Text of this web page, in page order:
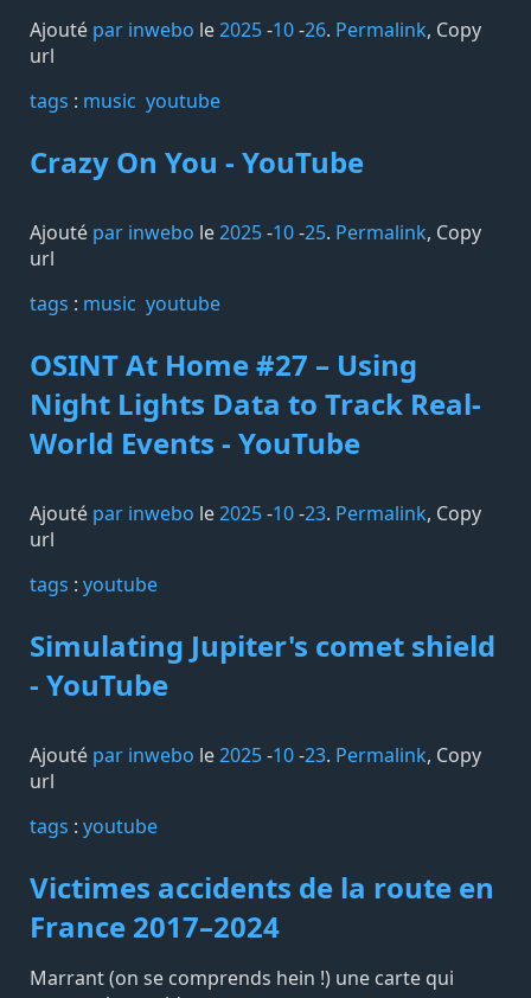
Ajouté par inwebo le2025-10-26. Permalink, Copy
url
tags️ : music youtube
Crazy On You - YouTube
Ajouté par inwebo le2025-10-25. Permalink, Copy
url
tags️ : music youtube
OSINT At Home #27 – Using
Night Lights Data to Track Real-
World Events - YouTube
Ajouté par inwebo le2025-10-23. Permalink, Copy
url
tags️ : youtube
Simulating Jupiter's comet shield
- YouTube
Ajouté par inwebo le2025-10-23. Permalink, Copy
url
tags️ : youtube
Victimes accidents de la route en
France 2017–2024
Marrant (on se comprends hein !) une carte qui